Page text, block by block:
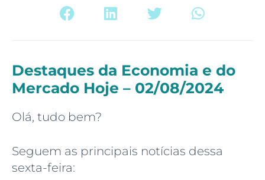
Destaques da Economia e do
Mercado Hoje – 02/08/2024
Olá, tudo bem?
Seguem as principais notícias dessa
sexta-feira: